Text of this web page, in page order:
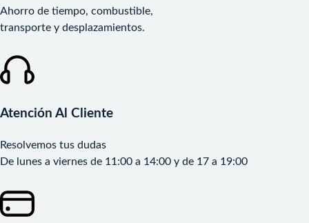
Ahorro de tiempo, combustible,
transporte y desplazamientos.
Atención Al Cliente
Resolvemos tus dudas
De lunes a viernes de 11:00 a 14:00 y de 17 a 19:00